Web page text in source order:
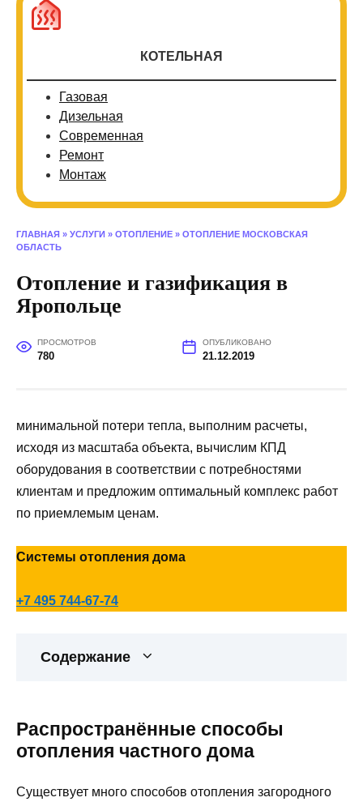
КОТЕЛЬНАЯ
Газовая
Дизельная
Современная
Ремонт
Монтаж
ГЛАВНАЯ » УСЛУГИ » ОТОПЛЕНИЕ » ОТОПЛЕНИЕ МОСКОВСКАЯ
ОБЛАСТЬ
Отопление и газификация в
Яропольце
ПРОСМОТРОВ
780
ОПУБЛИКОВАНО
21.12.2019
минимальной потери тепла, выполним расчеты,
исходя из масштаба объекта, вычислим КПД
оборудования в соответствии с потребностями
клиентам и предложим оптимальный комплекс работ
по приемлемым ценам.
Системы отопления дома
+7 495 744-67-74
Содержание
Распространённые способы
отопления частного дома
Существует много способов отопления загородного